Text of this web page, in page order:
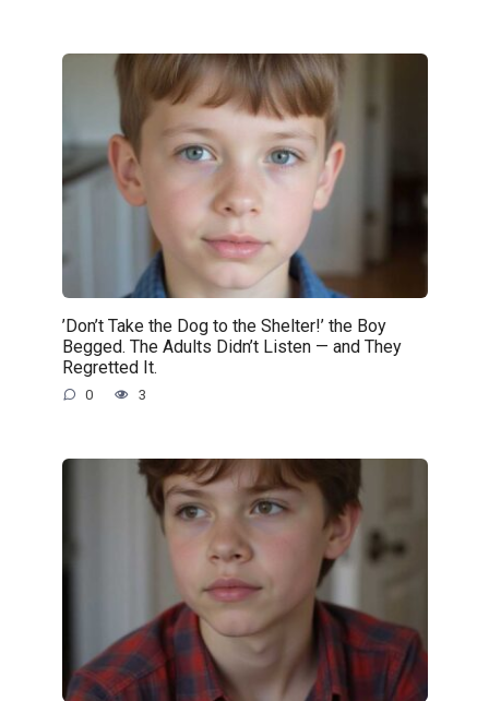
’Don’t Take the Dog to the Shelter!’ the Boy
Begged. The Adults Didn’t Listen — and They
Regretted It.
0 3